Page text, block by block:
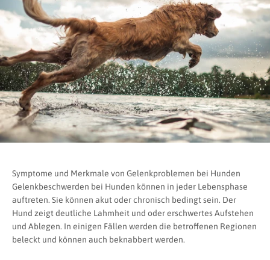
Symptome und Merkmale von Gelenkproblemen bei Hunden
Gelenkbeschwerden bei Hunden können in jeder Lebensphase
auftreten. Sie können akut oder chronisch bedingt sein. Der
Hund zeigt deutliche Lahmheit und oder erschwertes Aufstehen
und Ablegen. In einigen Fällen werden die betroffenen Regionen
beleckt und können auch beknabbert werden.